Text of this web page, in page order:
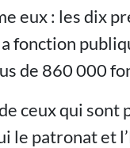
eux : les dix
fonction
de 860 000
ceux qui sont
le patronat et